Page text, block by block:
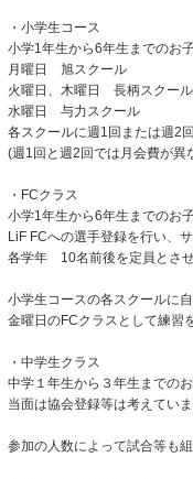
・小学生コース
小学1年生から6年生までのお
月曜日 旭スクール
火曜日、木曜日 長柄スクール
水曜日 与力スクール
各スクールに週1回または週2
(週1回と週2回では月会費が異
・FCクラス
小学1年生から6年生までのお
LiF FCへの選手登録を行い、
各学年 10名前後を定員とさせ
小学生コースの各スクールに
金曜日のFCクラスとして練習
・中学生クラス
中学１年生から３年生までの
当面は協会登録等は考えていま
参加の人数によって試合等も